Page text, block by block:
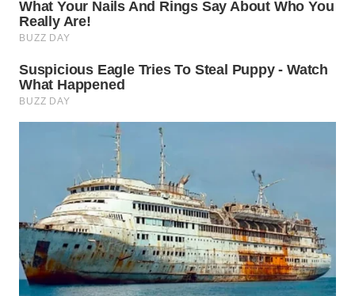
WN
CIANJUR
WN
KEPULAUAN
SERIBU
WN
BINJAI
WN
CIREBON